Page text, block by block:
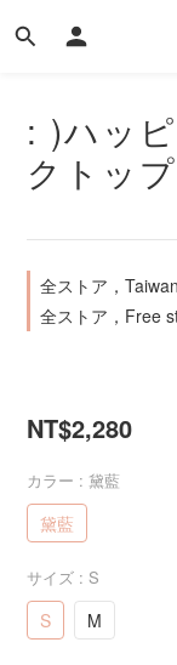
: )ハッ
クトップ
全ストア，
全ストア，Free
NT$2,280
カラー : 黛藍
黛藍
サイズ : S
S M